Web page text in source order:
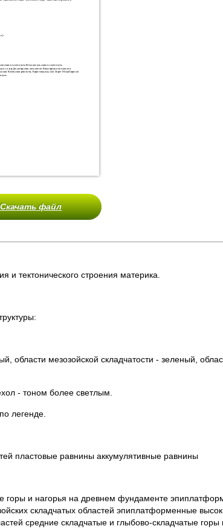
Скачать файл
и тектонического строения материка.
мезозойской складчатости - зеленый,
- тоном более светлым.
легенде.
пластовые равнины аккумулятивные равнины
и нагорья на древнем фундаменте
складчатых областей эпиплатформенные
средние складчатые и глыбово-складчатые горы